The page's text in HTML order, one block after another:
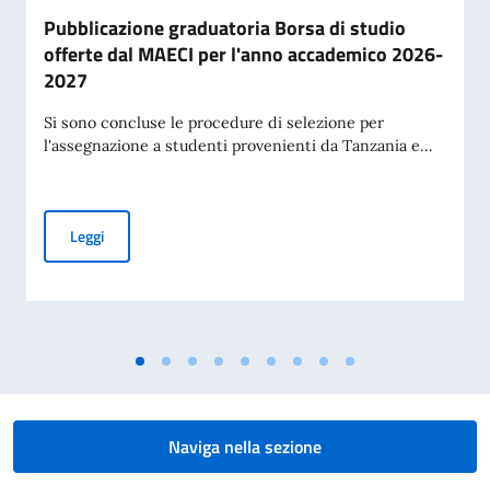
Pubblicazione graduatoria Borsa di studio
offerte dal MAECI per l'anno accademico 2026-
2027
Si sono concluse le procedure di selezione per
l'assegnazione a studenti provenienti da Tanzania e...
LeggiPubblicazione graduatoria Borsa di studio offerte dal
Naviga nella sezione